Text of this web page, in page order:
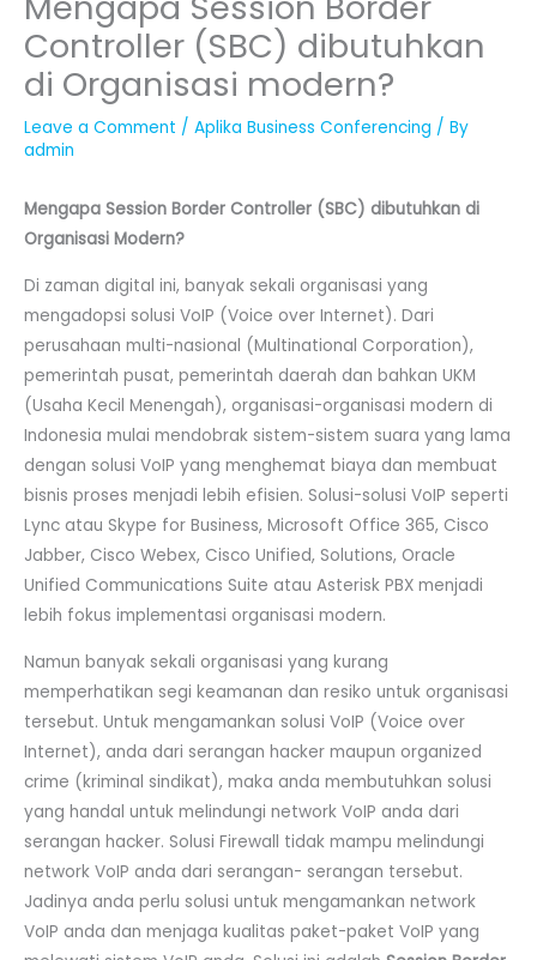
Controller (SBC) dibutuhkan
di Organisasi modern?
Leave a Comment / Aplika Business Conferencing / By
admin
Mengapa Session Border Controller (SBC) dibutuhkan di
Organisasi Modern?
Di zaman digital ini, banyak sekali organisasi yang
mengadopsi solusi VoIP (Voice over Internet). Dari
perusahaan multi-nasional (Multinational Corporation),
pemerintah pusat, pemerintah daerah dan bahkan UKM
(Usaha Kecil Menengah), organisasi-organisasi modern di
Indonesia mulai mendobrak sistem-sistem suara yang lama
dengan solusi VoIP yang menghemat biaya dan membuat
bisnis proses menjadi lebih efisien. Solusi-solusi VoIP seperti
Lync atau Skype for Business, Microsoft Office 365, Cisco
Jabber, Cisco Webex, Cisco Unified, Solutions, Oracle
Unified Communications Suite atau Asterisk PBX menjadi
lebih fokus implementasi organisasi modern.
Namun banyak sekali organisasi yang kurang
memperhatikan segi keamanan dan resiko untuk organisasi
tersebut. Untuk mengamankan solusi VoIP (Voice over
Internet), anda dari serangan hacker maupun organized
crime (kriminal sindikat), maka anda membutuhkan solusi
yang handal untuk melindungi network VoIP anda dari
serangan hacker. Solusi Firewall tidak mampu melindungi
network VoIP anda dari serangan- serangan tersebut.
Jadinya anda perlu solusi untuk mengamankan network
VoIP anda dan menjaga kualitas paket-paket VoIP yang